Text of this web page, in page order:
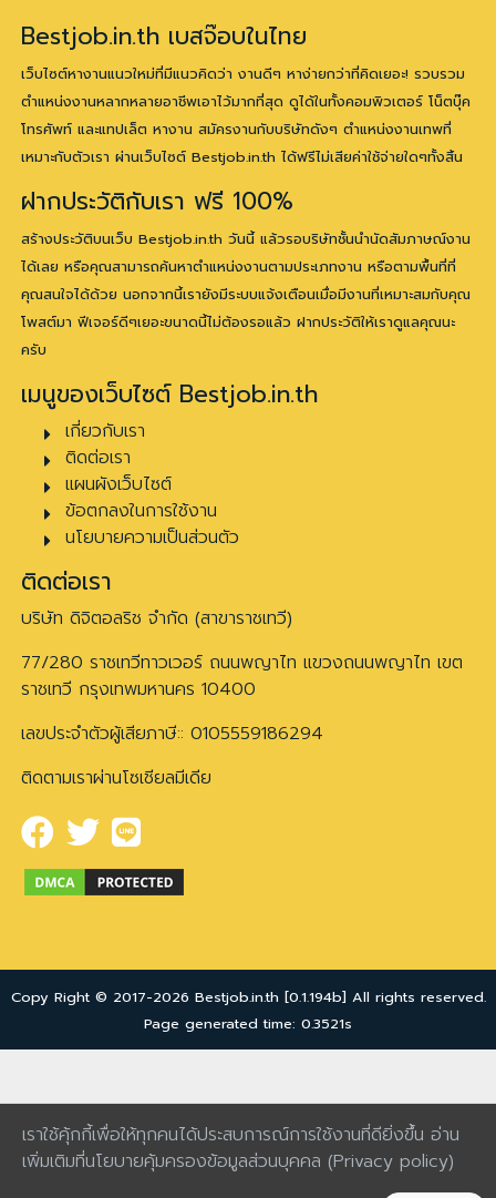
เราใช้คุ้กกี้เพื่อให้ทุกคนได้ประสบการณ์การใช้งานที่ดียิ่งขึ้น อ่าน
เพิ่มเติมที่นโยบายคุ้มครองข้อมูลส่วนบุคคล (Privacy policy)
Bestjob.in.th เบสจ๊อบในไทย
เว็บไซต์หางานแนวใหม่ที่มีแนวคิดว่า งานดีๆ หาง่ายกว่าที่คิดเยอะ! รวบรวม
ตำแหน่งงานหลากหลายอาชีพเอาไว้มากที่สุด ดูได้ในทั้งคอมพิวเตอร์ โน็ตบุ๊ค
โทรศัพท์ และแทปเล็ต หางาน สมัครงานกับบริษัทดังๆ ตำแหน่งงานเทพที่
เหมาะกับตัวเรา ผ่านเว็บไซต์ Bestjob.in.th ได้ฟรีไม่เสียค่าใช้จ่ายใดๆทั้งสิ้น
ฝากประวัติกับเรา ฟรี 100%
สร้างประวัติบนเว็บ Bestjob.in.th วันนี้ แล้วรอบริษัทชั้นนำนัดสัมภาษณ์งาน
ได้เลย หรือคุณสามารถค้นหาตำแหน่งงานตามประเภทงาน หรือตามพื้นที่ที่
คุณสนใจได้ด้วย นอกจากนี้เรายังมีระบบแจ้งเตือนเมื่อมีงานที่เหมาะสมกับคุณ
โพสต์มา ฟีเจอร์ดีๆเยอะขนาดนี้ไม่ต้องรอแล้ว ฝากประวัติให้เราดูแลคุณนะ
ครับ
เมนูของเว็บไซต์ Bestjob.in.th
เกี่ยวกับเรา
ติดต่อเรา
แผนผังเว็บไซต์
ข้อตกลงในการใช้งาน
นโยบายความเป็นส่วนตัว
ติดต่อเรา
บริษัท ดิจิตอลริช จำกัด (สาขาราชเทวี)
77/280 ราชเทวีทาวเวอร์ ถนนพญาไท แขวงถนนพญาไท เขต
ราชเทวี กรุงเทพมหานคร 10400
เลขประจำตัวผู้เสียภาษี:: 0105559186294
ติดตามเราผ่านโซเชียลมีเดีย
Copy Right © 2017-2026 Bestjob.in.th [0.1.194b] All rights reserved.
Page generated time: 0.3521s